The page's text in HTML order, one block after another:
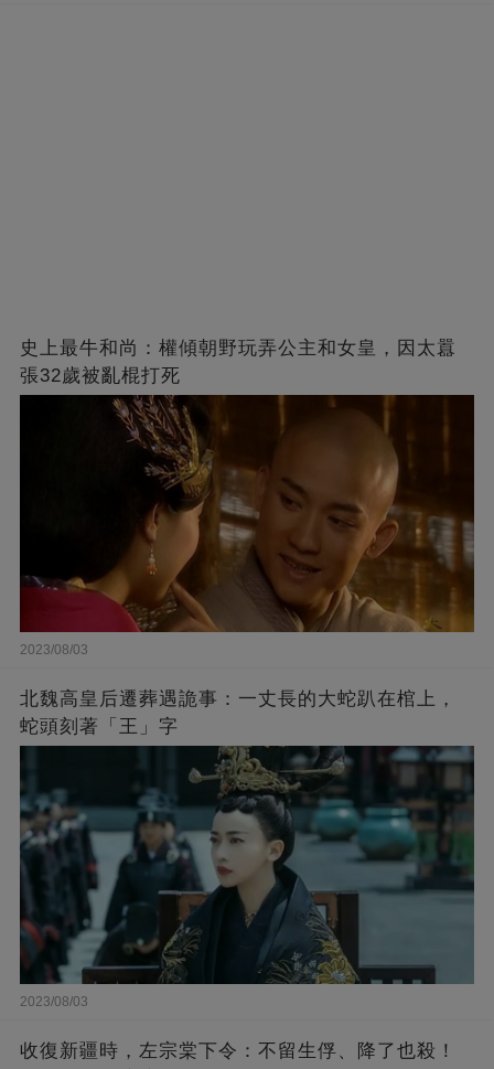
史上最牛和尚：權傾朝野玩弄公主和女皇，因太囂
張32歲被亂棍打死
2023/08/03
北魏高皇后遷葬遇詭事：一丈長的大蛇趴在棺上，
蛇頭刻著「王」字
2023/08/03
收復新疆時，左宗棠下令：不留生俘、降了也殺！